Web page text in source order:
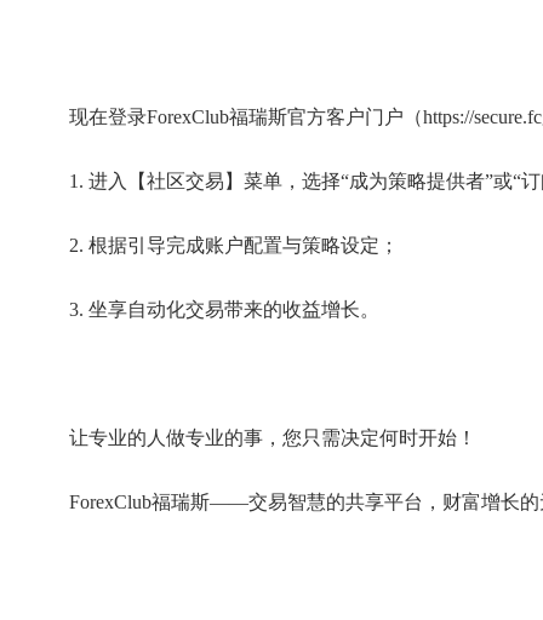
现在登录ForexClub福瑞斯官方客户门户（https://
1. 进入【社区交易】菜单，选择“成为策略提供者”或“
2. 根据引导完成账户配置与策略设定；
3. 坐享自动化交易带来的收益增长。
让专业的人做专业的事，您只需决定何时开始！
ForexClub福瑞斯——交易智慧的共享平台，财富增长的